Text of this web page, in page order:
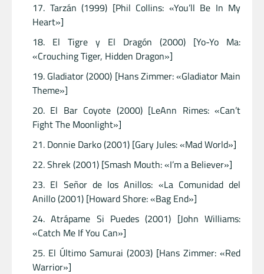
Tarzán (1999) [Phil Collins: «You’ll Be In My
Heart»]
El Tigre y El Dragón (2000) [Yo-Yo Ma:
«Crouching Tiger, Hidden Dragon»]
Gladiator (2000) [Hans Zimmer: «Gladiator Main
Theme»]
El Bar Coyote (2000) [LeAnn Rimes: «Can’t
Fight The Moonlight»]
Donnie Darko (2001) [Gary Jules: «Mad World»]
Shrek (2001) [Smash Mouth: «I’m a Believer»]
El Señor de los Anillos: «La Comunidad del
Anillo (2001) [Howard Shore: «Bag End»]
Atrápame Si Puedes (2001) [John Williams:
«Catch Me If You Can»]
El Último Samurai (2003) [Hans Zimmer: «Red
Warrior»]